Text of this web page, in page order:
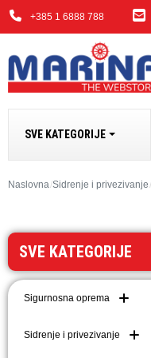
+385 1 6888 788
SVE KATEGORIJE
Naslovna Sidrenje i privezivanje
SVE KATEGORIJE
Sigurnosna oprema
Sidrenje i privezivanje